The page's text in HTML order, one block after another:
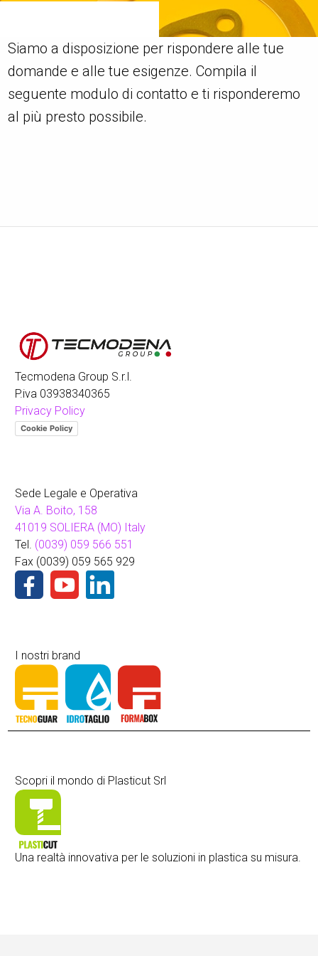
Siamo a disposizione per rispondere alle tue
domande e alle tue esigenze. Compila il
seguente modulo di contatto e ti risponderemo
al più presto possibile.
Tecmodena Group S.r.l.
P.iva 03938340365
Privacy Policy
Cookie Policy
Sede Legale e Operativa
Via A. Boito, 158
41019 SOLIERA (MO) Italy
Tel. (0039) 059 566 551
Fax (0039) 059 565 929
I nostri brand
Scopri il mondo di Plasticut Srl
Una realtà innovativa per le soluzioni in plastica su misura.